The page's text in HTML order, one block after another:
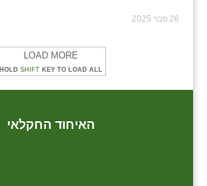
26 פבר 2025
LOAD MORE
HOLD SHIFT KEY TO LOAD ALL
האיחוד החקלאי